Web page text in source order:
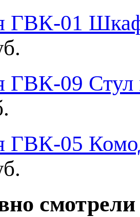
ГВК-01
ГВК-09
ГВК-05
смотрели